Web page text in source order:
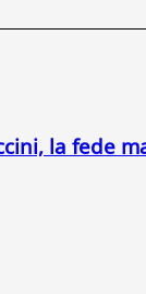
la fede